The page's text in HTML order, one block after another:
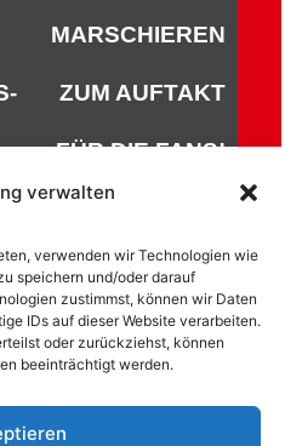
verwalten
verwenden wir Technologien wie
speichern und/oder darauf
zustimmst, können wir Daten
IDs auf dieser Website verarbeiten.
oder zurückziehst, können
beeinträchtigt werden.
MARSCHIEREN
ZUM AUFTAKT
FÜR DIE FANS!
Football Verein Marburg
Marburg|Impressum
Cookie-Richtlinie (EU)